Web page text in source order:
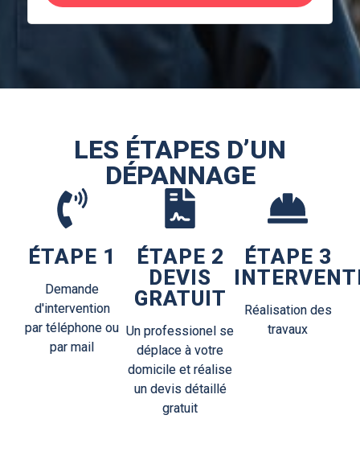
LES ÉTAPES D’UN
DÉPANNAGE
ÉTAPE 1
Demande
d'intervention
par téléphone ou
par mail
ÉTAPE 2
DEVIS
GRATUIT
Un professionel se
déplace à votre
domicile et réalise
un devis détaillé
gratuit
ÉTAPE 3
Réalisation des
travaux